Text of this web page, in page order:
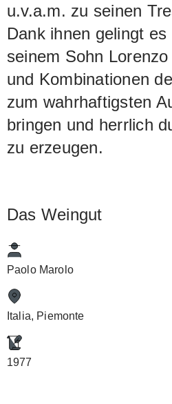
u.v.a.m. zu seinen
Dank ihnen gelingt es
seinem Sohn
und Kombinationen
zum wahrhaftigsten
bringen und herrlich
zu erzeugen.
Das Weingut
Paolo Marolo
Italia, Piemonte
1977